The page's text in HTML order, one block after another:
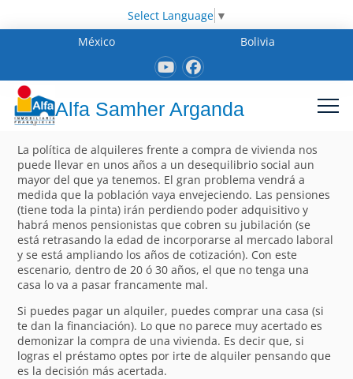
Select Language ▼
México
Bolivia
Alfa Samher Arganda
La política de alquileres frente a compra de vivienda nos
puede llevar en unos años a un desequilibrio social aun
mayor del que ya tenemos. El gran problema vendrá a
medida que la población vaya envejeciendo. Las pensiones
(tiene toda la pinta) irán perdiendo poder adquisitivo y
habrá menos pensionistas que cobren su jubilación (se
está retrasando la edad de incorporarse al mercado laboral
y se está ampliando los años de cotización). Con este
escenario, dentro de 20 ó 30 años, el que no tenga una
casa lo va a pasar francamente mal.
Si puedes pagar un alquiler, puedes comprar una casa (si
te dan la financiación). Lo que no parece muy acertado es
demonizar la compra de una vivienda. Es decir que, si
logras el préstamo optes por irte de alquiler pensando que
es la decisión más acertada.